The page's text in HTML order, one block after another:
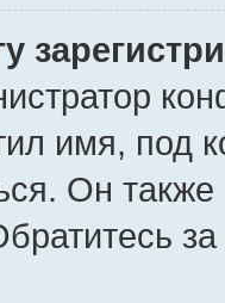
имя, под
Он